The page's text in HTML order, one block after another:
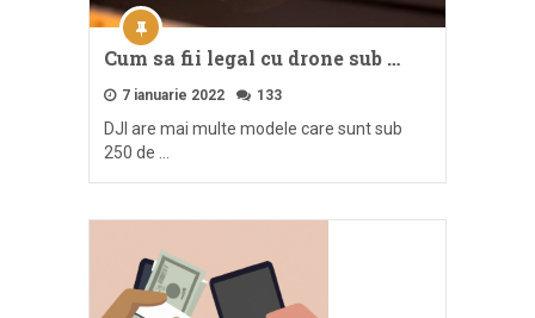
Cum sa fii legal cu drone sub …
7 ianuarie 2022 133
DJI are mai multe modele care sunt sub
250 de …